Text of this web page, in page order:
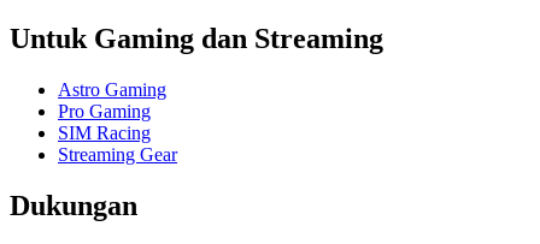
Untuk Gaming dan Streaming
Astro Gaming
Pro Gaming
SIM Racing
Streaming Gear
Dukungan